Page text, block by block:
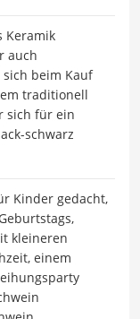
Keramik
auch
beim Kauf
traditionell
sich für ein
schwarz
Kinder gedacht,
kleineren
einem